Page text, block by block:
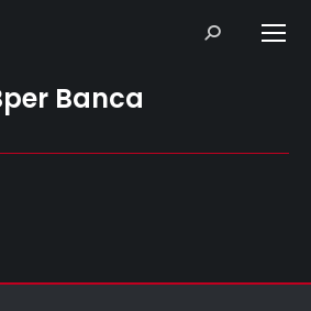
Search:
Banca